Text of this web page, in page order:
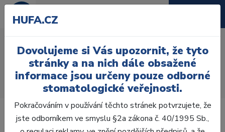
D39, D3
Úvod Zuby
AcryRock
AcryRock 1x28 S18-I18-D39, D3
HUFA.CZ
Dovolujeme si Vás upozornit, že tyto
stránky a na nich dále obsažené
informace jsou určeny pouze odborné
stomatologické veřejnosti.
Pokračováním v používání těchto stránek potvrzujete, že
jste odborníkem ve smyslu §2a zákona č. 40/1995 Sb.,